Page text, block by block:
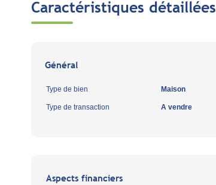
Caractéristiques détaillées
Général
Type de bien Maison
Type de transaction A vendre
Aspects financiers